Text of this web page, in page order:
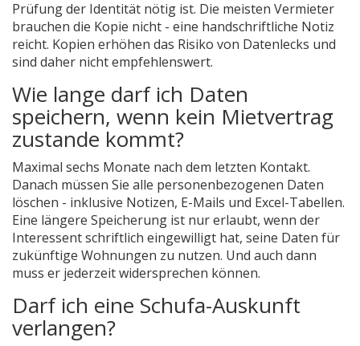
Prüfung der Identität nötig ist. Die meisten Vermieter
brauchen die Kopie nicht - eine handschriftliche Notiz
reicht. Kopien erhöhen das Risiko von Datenlecks und
sind daher nicht empfehlenswert.
Wie lange darf ich Daten
speichern, wenn kein Mietvertrag
zustande kommt?
Maximal sechs Monate nach dem letzten Kontakt.
Danach müssen Sie alle personenbezogenen Daten
löschen - inklusive Notizen, E-Mails und Excel-Tabellen.
Eine längere Speicherung ist nur erlaubt, wenn der
Interessent schriftlich eingewilligt hat, seine Daten für
zukünftige Wohnungen zu nutzen. Und auch dann
muss er jederzeit widersprechen können.
Darf ich eine Schufa-Auskunft
verlangen?